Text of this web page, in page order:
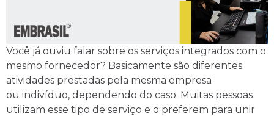
Você já ouviu falar sobre os serviços integrados com o
mesmo fornecedor? Basicamente são diferentes
atividades prestadas pela mesma empresa
ou indivíduo, dependendo do caso. Muitas pessoas
utilizam esse tipo de serviço e o preferem para unir